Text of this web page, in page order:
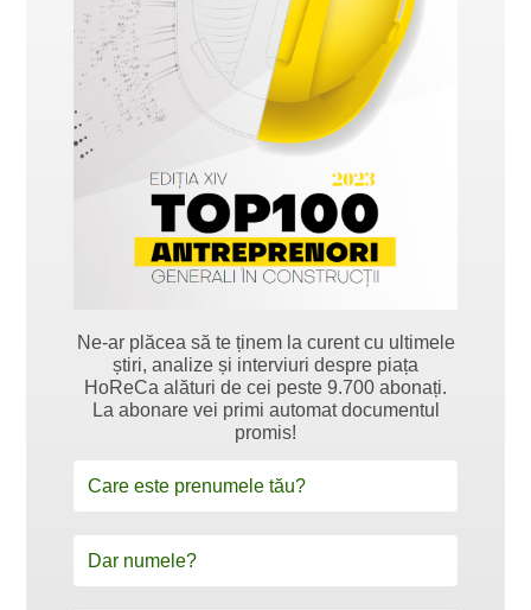
Ne-ar plăcea să te ținem la curent cu ultimele
știri, analize și interviuri despre piața
HoReCa alături de cei peste 9.700 abonați.
La abonare vei primi automat documentul
promis!